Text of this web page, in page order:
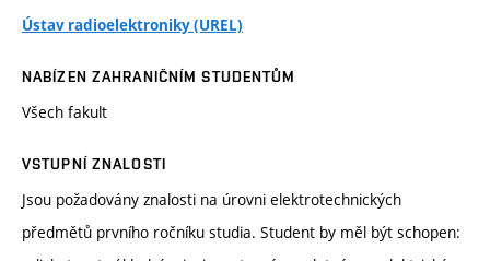
Ústav radioelektroniky (UREL)
NABÍZEN ZAHRANIČNÍM STUDENTŮM
Všech fakult
VSTUPNÍ ZNALOSTI
Jsou požadovány znalosti na úrovni elektrotechnických
předmětů prvního ročníku studia. Student by měl být schopen: